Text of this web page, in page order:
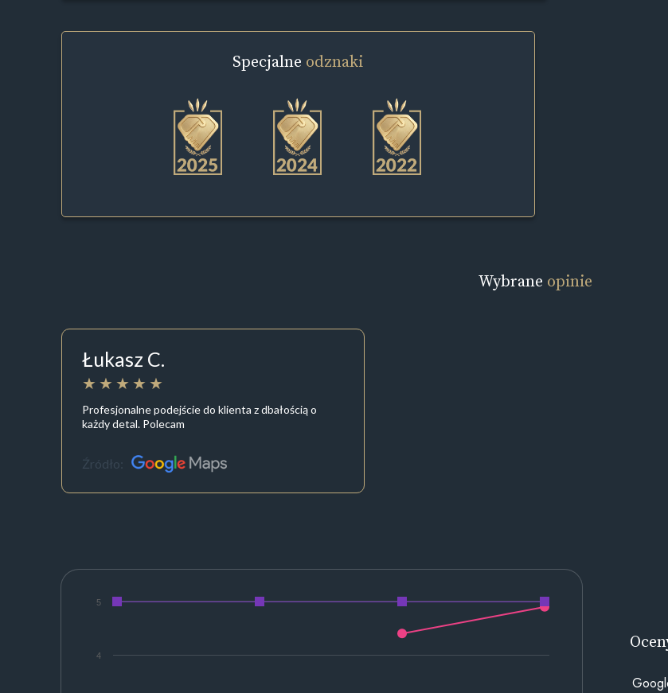
Specjalne odznaki
Wybrane opinie
Łukasz C.
Profesjonalne podejście do klienta z dbałością o
każdy detal. Polecam
Źródło:
4
5